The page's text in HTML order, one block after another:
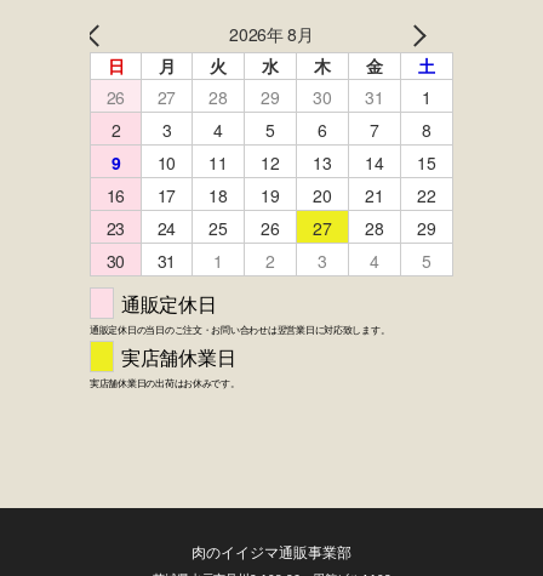
LINE
肉のイイジマ通販事業部